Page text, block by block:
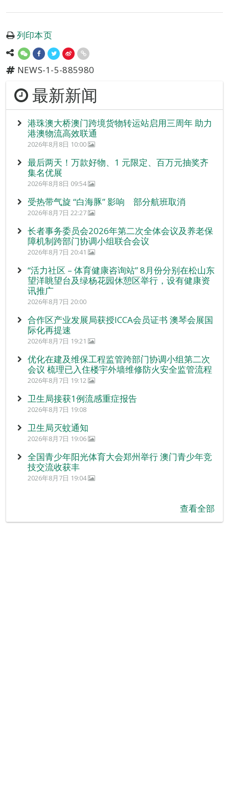
列印本页
NEWS-1-5-885980
最新新闻
港珠澳大桥澳门跨境货物转运站启用三周年 助力
港澳物流高效联通
2026年8月8日 10:00
最后两天！万款好物、1 元限定、百万元抽奖齐
集名优展
2026年8月8日 09:54
受热带气旋 “白海豚” 影响 部分航班取消
2026年8月7日 22:27
长者事务委员会2026年第二次全体会议及养老保
障机制跨部门协调小组联合会议
2026年8月7日 20:41
“活力社区 – 体育健康咨询站” 8月份分别在松山东
望洋眺望台及绿杨花园休憩区举行，设有健康资
讯推广
2026年8月7日 20:00
合作区产业发展局获授ICCA会员证书 澳琴会展国
际化再提速
2026年8月7日 19:21
优化在建及维保工程监管跨部门协调小组第二次
会议 梳理已入住楼宇外墙维修防火安全监管流程
2026年8月7日 19:12
卫生局接获1例流感重症报告
2026年8月7日 19:08
卫生局灭蚊通知
2026年8月7日 19:06
全国青少年阳光体育大会郑州举行 澳门青少年竞
技交流收获丰
2026年8月7日 19:04
查看全部